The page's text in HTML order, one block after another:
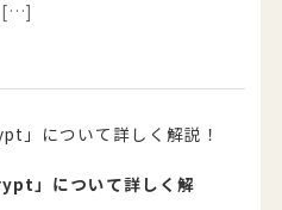
[…]
」について詳しく解